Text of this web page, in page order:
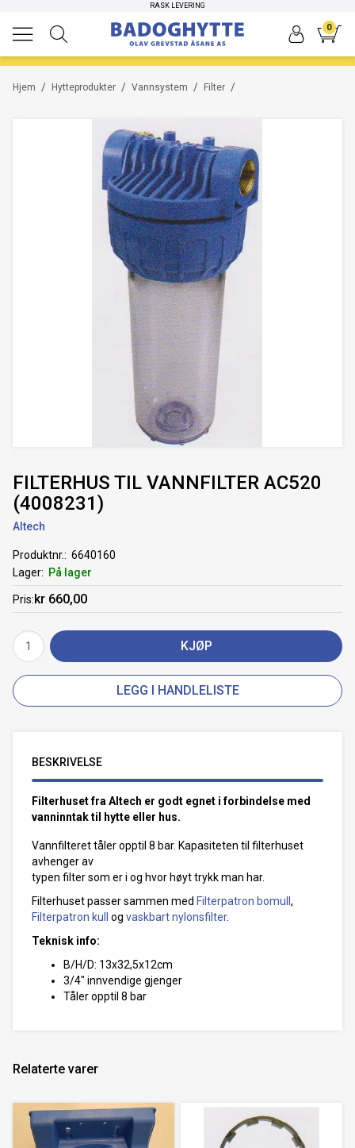
RASK LEVERING
0
/
Hjem /
Hytteprodukter /
Vannsystem /
Filter
FILTERHUS TIL VANNFILTER AC520
(4008231)
Altech
Produktnr.
6640160
Lager
På lager
Pris kr 660,00
KJØP
LEGG I HANDLELISTE
BESKRIVELSE
Filterhuset fra Altech er godt egnet i forbindelse med
vanninntak til hytte eller hus.
Vannfilteret tåler opptil 8 bar. Kapasiteten til filterhuset
avhenger av
typen filter som er i og hvor høyt trykk man har.
Filterhuset passer sammen med Filterpatron bomull ,
Filterpatron kull og vaskbart nylonsfilter.
Teknisk info:
B/H/D: 13x32,5x12cm
3/4" innvendige gjenger
Tåler opptil 8 bar
Relaterte varer